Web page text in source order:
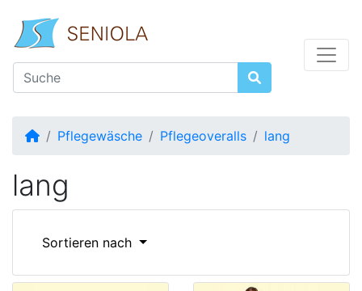
Startseite
Pflegewäsche Pflegeoveralls lang
lang
Sortieren nach